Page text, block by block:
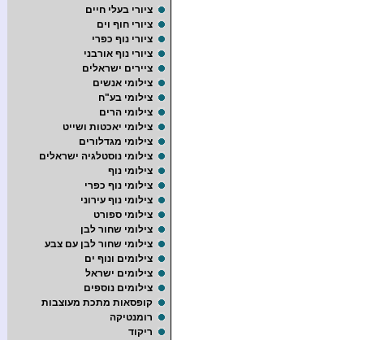
ציורי בעלי חיים
ציורי חוף וים
ציורי נוף כפרי
ציורי נוף אורבני
ציירים ישראלים
צילומי אנשים
צילומי בע"ח
צילומי הרים
צילומי יאכטות ושייט
צילומי מגדלורים
צילומי נוסטלגיה ישראלים
צילומי נוף
צילומי נוף כפרי
צילומי נוף עירוני
צילומי ספורט
צילומי שחור לבן
צילומי שחור לבן עם צבע
צילומים ונוף ים
צילומים ישראל
צילומים נוספים
קופסאות מתכת מעוצבות
רומנטיקה
ריקוד